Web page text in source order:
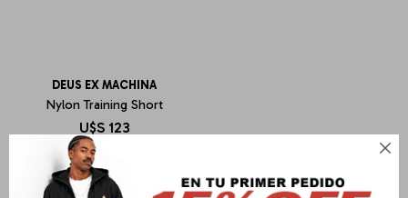

DEUS EX MACHINA
Nylon Training Short
U$S 123